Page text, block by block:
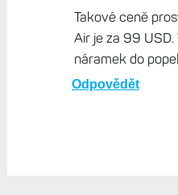
Takové ceně
Air je za 99 USD.
náramek do
Odpovědět